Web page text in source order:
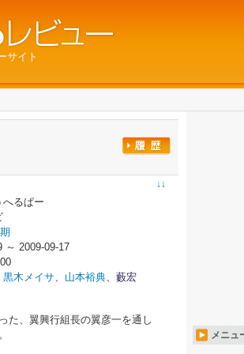
サイト
↓↓
へるぱー
～ 2009-09-17
黒木メイサ、 山本裕典、 藪宏
た、翼興行組長の翼彦一を通し
メニュ